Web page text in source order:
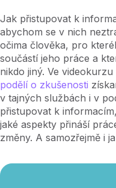
Jak přistupovat k
abychom se v nich
očima člověka, pro
součástí jeho práce a
nikdo jiný. Ve videokurzu
podělí o zkušenosti
v tajných službách i v
přistupovat k
jaké aspekty přináší
změny. A samozřejmě i